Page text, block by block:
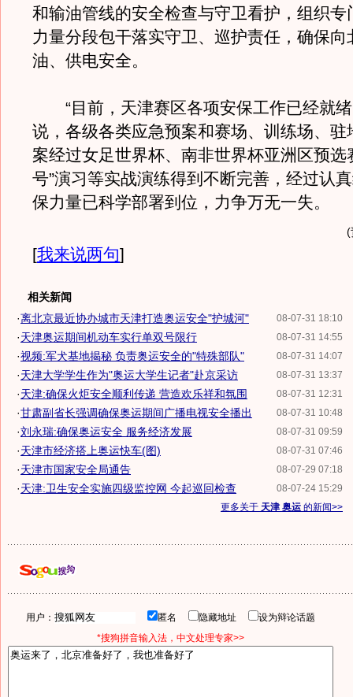
和输油管线的安全检查与守卫看护，组织专
力量分段包干落实守卫、巡护责任，确保向
油、供电安全。
“目前，天津赛区各项安保工作已经就绪
说，各级各类应急预案和赛场、训练场、驻
案经过女足世界杯、南非世界杯亚洲区预选
号”演习等实战演练得到不断完善，经过认
保力量已科学部署到位，力争万无一失。
(
[我来说两句]
相关新闻
08-07-31 18:10
·离北京最近协办城市天津打造奥运安全"护城河"
08-07-31 14:55
·天津奥运期间机动车实行单双号限行
08-07-31 14:07
·视频:军犬基地揭秘 负责奥运安全的"特殊部队"
08-07-31 13:37
·天津大学学生作为"奥运大学生记者"赴京采访
08-07-31 12:31
·天津:确保火炬安全顺利传递 营造欢乐祥和氛围
08-07-31 10:48
·甘肃副省长强调确保奥运期间广播电视安全播出
08-07-31 09:59
·刘永瑞:确保奥运安全 服务经济发展
08-07-31 07:46
·天津市经济搭上奥运快车(图)
08-07-29 07:18
·天津市国家安全局通告
08-07-24 15:29
·天津:卫生安全实施四级监控网 今起巡回检查
更多关于 天津 奥运 的新闻>>
用户： 匿名 隐藏地址
设为辩论话题
*搜狗拼音输入法，中文处理专家>>